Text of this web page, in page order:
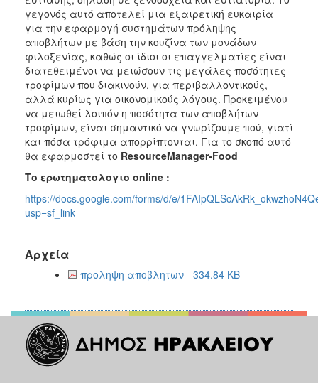
2010
2006
ΤΟΠΟΣ
ΠΟΛΙΤΙΣΜΟΣ
ΑΝΘΕΚΤΙΚΗ
ΠΟΛΗ
γεγονός αυτό αποτελεί μια εξαιρετική ευκαιρία
για την εφαρμογή συστημάτων πρόληψης
αποβλήτων με βάση την κουζίνα των μονάδων
φιλοξενίας, καθώς οι ίδιοι οι επαγγελματίες είναι
διατεθειμένοι να μειώσουν τις μεγάλες ποσότητες
τροφίμων που διακινούν, για περιβαλλοντικούς,
αλλά κυρίως για οικονομικούς λόγους. Προκειμένου
να μειωθεί λοιπόν η ποσότητα των αποβλήτων
τροφίμων, είναι σημαντικό να γνωρίζουμε πού, γιατί
και πόσα τρόφιμα απορρίπτονται. Για το σκοπό αυτό
θα εφαρμοστεί το ResourceManager-Food
Το ερωτηματολογιο online :
https://docs.google.com/forms/d/e/
usp=sf_link
Αρχεία
προληψη αποβλητων - 334.84 KB